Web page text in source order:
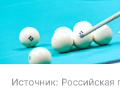
Источник: Российская